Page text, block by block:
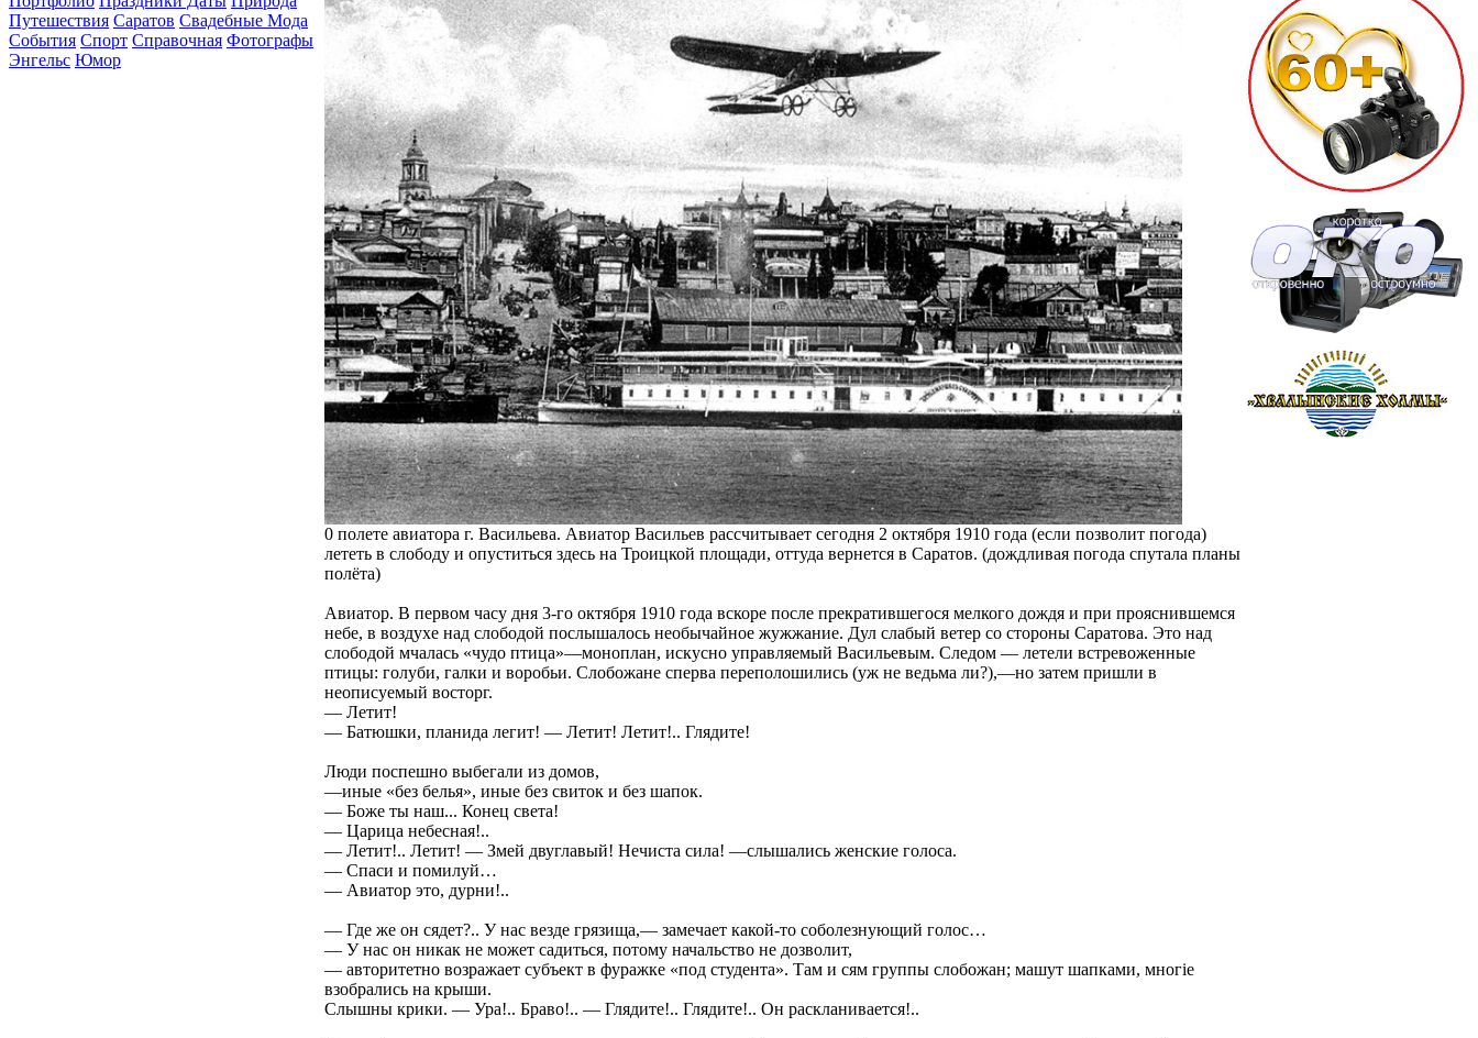
Путешествия Саратов Свадебные Мода
События Спорт Справочная Фотографы
Энгельс Юмор
0 полете авиатора г. Васильева. Авиатор Васильев рассчитывает сегодня 2 октября 1910 года (если позволит погода)
лететь в слободу и опуститься здесь на Троицкой площади, оттуда вернется в Саратов. (дождливая погода спутала планы
полёта)
Авиатор. В первом часу дня 3-го октября 1910 года вскоре после прекратившегося мелкого дождя и при прояснившемся
небе, в воздухе над слободой послышалось необычайное жужжание. Дул слабый ветер со стороны Саратова. Это над
слободой мчалась «чудо птица»—моноплан, искусно управляемый Васильевым. Следом — летели встревоженные
птицы: голуби, галки и воробьи. Слобожане сперва переполошились (уж не ведьма ли?),—но затем пришли в
неописуемый восторг.
— Летит!
— Батюшки, планида легит! — Летит! Летит!.. Глядите!
Люди поспешно выбегали из домов,
—иные «без белья», иные без свиток и без шапок.
— Боже ты наш... Конец света!
— Царица небесная!..
— Летит!.. Летит! — Змей двуглавый! Нечиста сила! —слышались женские голоса.
— Спаси и помилуй…
— Авиатор это, дурни!..
— Где же он сядет?.. У нас везде грязища,— замечает какой-то соболезнующий голос…
— У нас он никак не может садиться, потому начальство не дозволит,
— авторитетно возражает субъект в фуражке «под студента». Там и сям группы слобожан; машут шапками, многіе
взобрались на крыши.
Слышны крики. — Ура!.. Браво!.. — Глядите!.. Глядите!.. Он раскланивается!..